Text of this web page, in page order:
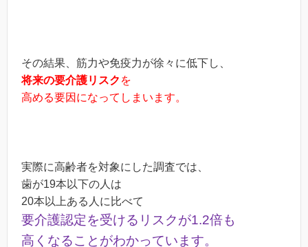
その結果、筋力や免疫力が徐々に低下し、
将来の要介護リスク を
高める要因になってしまいます。
実際に高齢者を対象にした調査では、
歯が19本以下の人は
20本以上ある人に比べて
要介護認定を受けるリスクが1.2倍も
高くなることがわかっています。